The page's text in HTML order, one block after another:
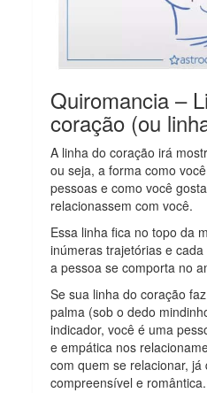
Quiromancia –
coração (ou
A linha do coração irá
ou seja, a forma como
pessoas e como você
relacionassem com você.
Essa linha fica no topo da
inúmeras trajetórias e
a pessoa se comporta no
Se sua linha do coração
palma (sob o dedo
indicador, você é uma
e empática nos
com quem se relacionar, já
compreensível e romântica.